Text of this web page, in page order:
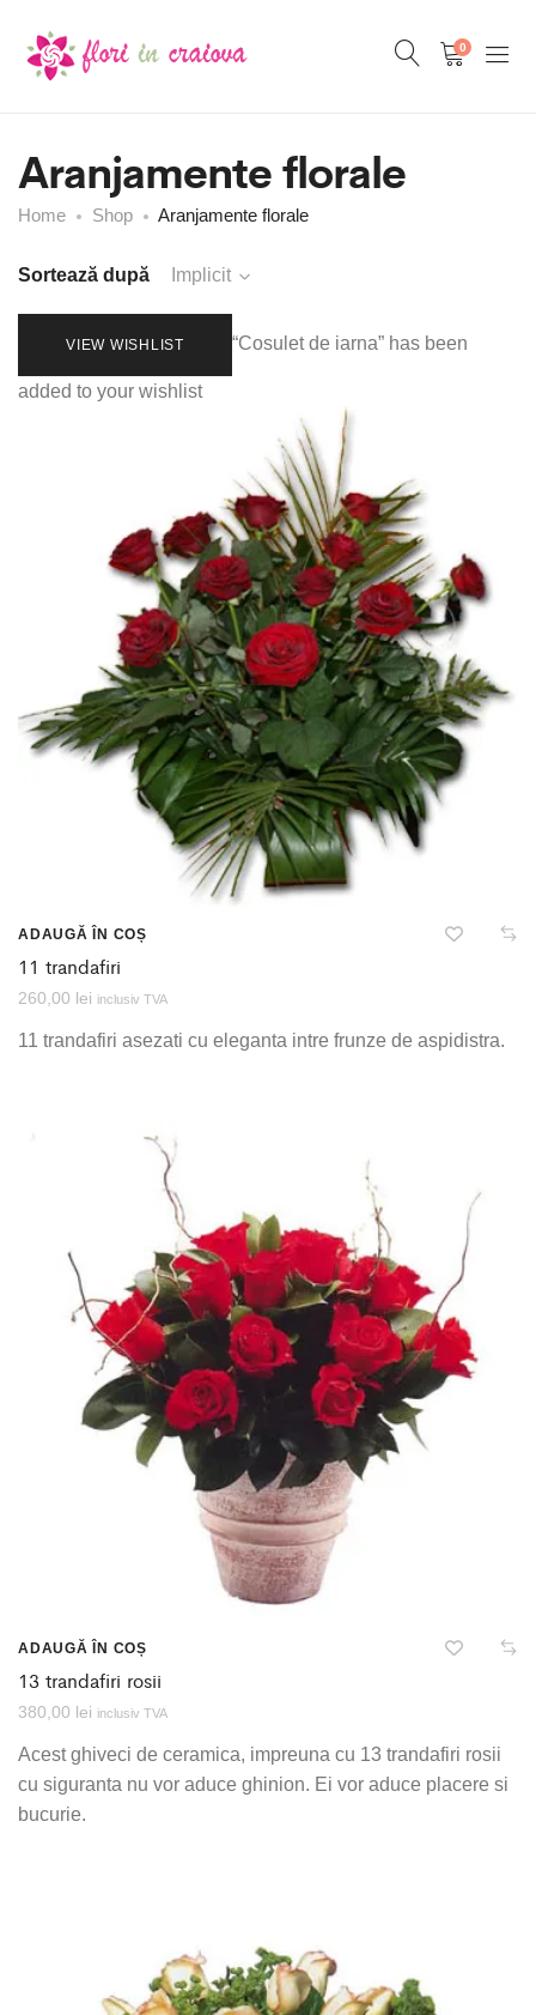
0
Aranjamente florale
Home Shop Aranjamente florale
Sortează după Implicit
VIEW WISHLIST “Cosulet de iarna” has been
added to your wishlist
ADAUGĂ ÎN COȘ
11 trandafiri
260,00 lei inclusiv TVA
11 trandafiri asezati cu eleganta intre frunze de aspidistra.
ADAUGĂ ÎN COȘ
13 trandafiri rosii
380,00 lei inclusiv TVA
Acest ghiveci de ceramica, impreuna cu 13 trandafiri rosii
cu siguranta nu vor aduce ghinion. Ei vor aduce placere si
bucurie.